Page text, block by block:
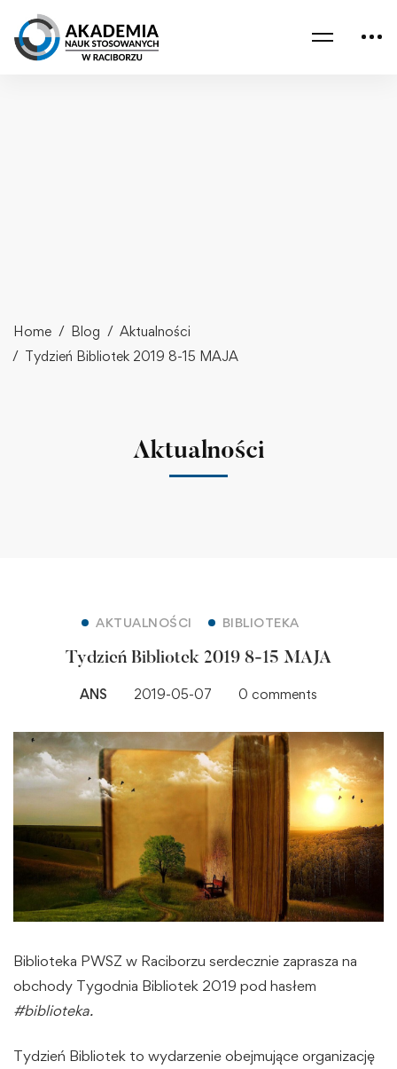
Home Blog
Aktualności
Tydzień Bibliotek 2019 8-15 MAJA
Aktualności
AKTUALNOŚCI BIBLIOTEKA
Tydzień Bibliotek 2019 8-15 MAJA
ANS 2019-05-07 0 comments
Biblioteka PWSZ w Raciborzu serdecznie zaprasza na
obchody Tygodnia Bibliotek 2019 pod hasłem
#biblioteka.
Tydzień Bibliotek to wydarzenie obejmujące organizację